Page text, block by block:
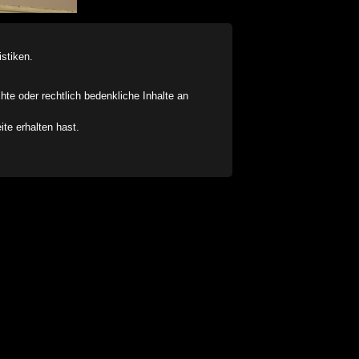
oder rechtlich bedenkliche Inhalte an
erhalten hast.